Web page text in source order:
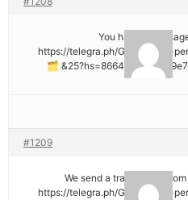
🗂 You have 1
https://telegra.ph/Go-to-your-
#1209
📈 We send a transaction
https://telegra.ph/Go-to-your-